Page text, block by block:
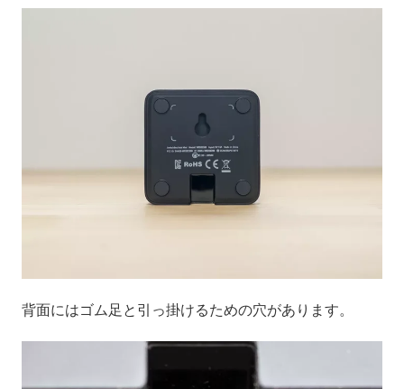
背面にはゴム足と引っ掛けるための穴があります。